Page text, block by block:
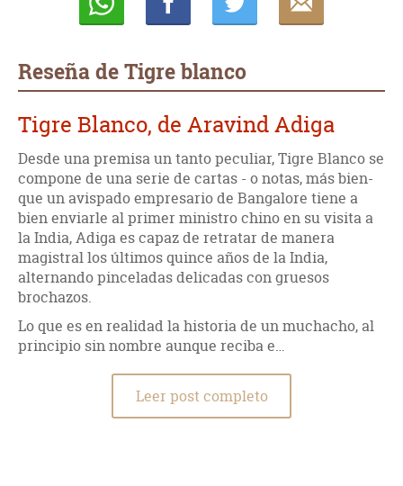
Reseña de Tigre blanco
Tigre Blanco, de Aravind Adiga
Desde una premisa un tanto peculiar, Tigre Blanco se
compone de una serie de cartas - o notas, más bien-
que un avispado empresario de Bangalore tiene a
bien enviarle al primer ministro chino en su visita a
la India, Adiga es capaz de retratar de manera
magistral los últimos quince años de la India,
alternando pinceladas delicadas con gruesos
brochazos.
Lo que es en realidad la historia de un muchacho, al
principio sin nombre aunque reciba e…
Leer post completo